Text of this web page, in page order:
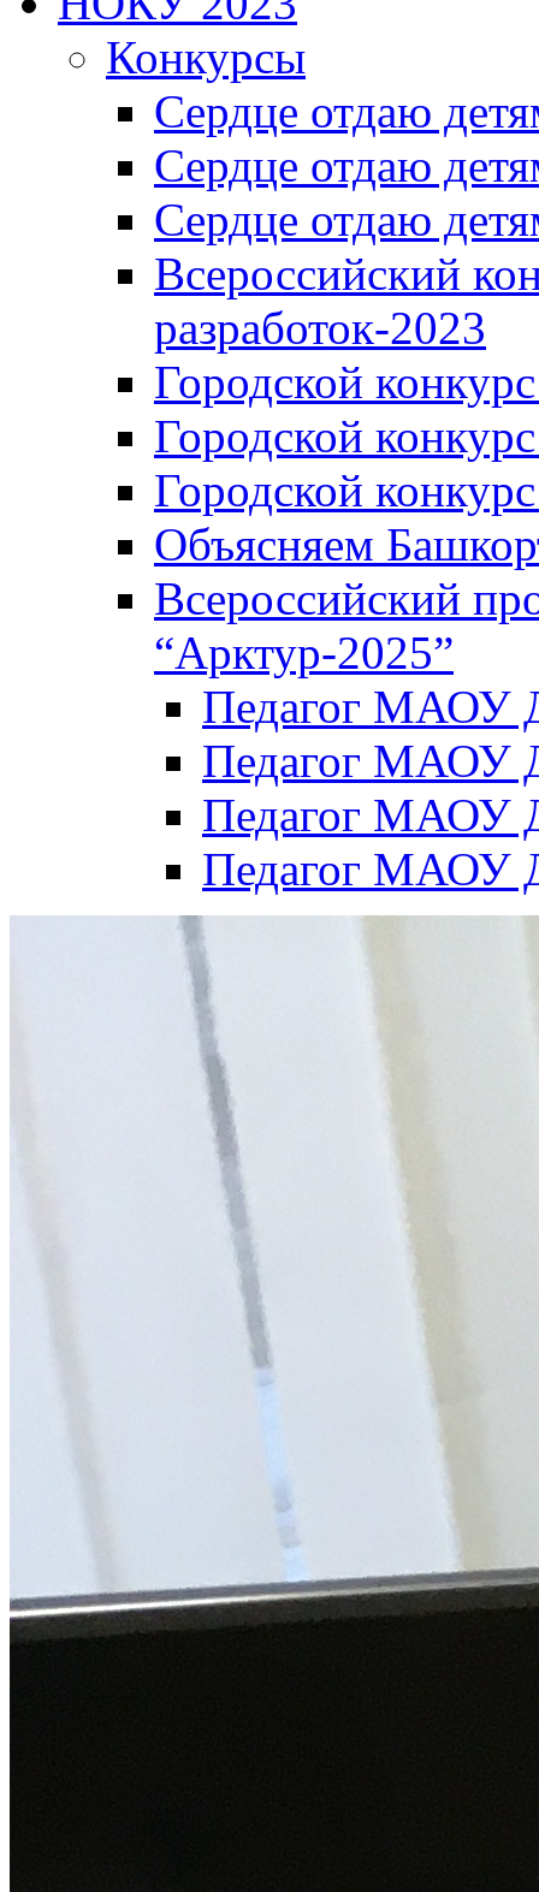
Конкурсы
Сердце отдаю
Сердце отдаю
Сердце отдаю
Всероссийский
разработок-2023
Городской
Городской
Городской
Объясняем
Всероссийский
“Арктур-2025”
Педагог МАОУ
Педагог МАОУ
Педагог МАОУ
Педагог МАОУ